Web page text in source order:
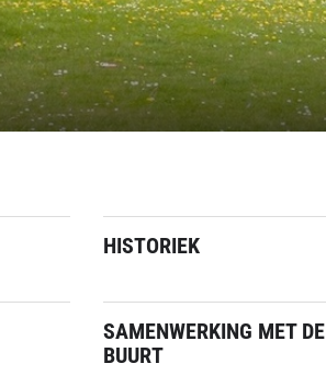
HISTORIEK
SAMENWERKING MET DE
BUURT